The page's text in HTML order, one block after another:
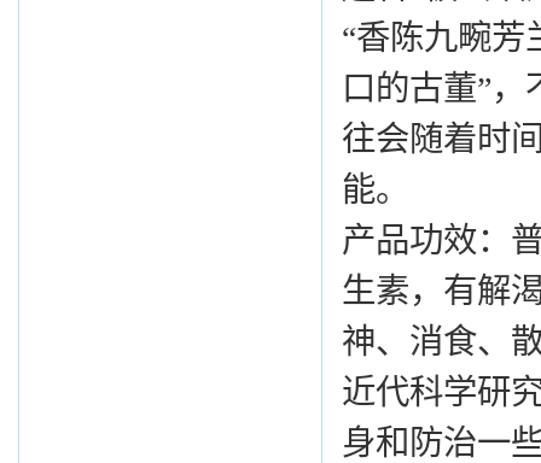
“香陈九畹芳
口的古董”
往会随着时
能。
产品功效：
生素，有解
神、消食、
近代科学研
身和防治一